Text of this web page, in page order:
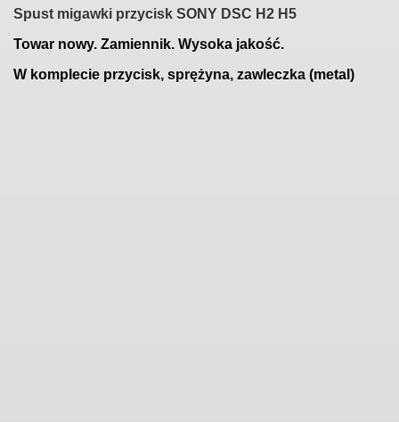
Spust migawki przycisk SONY DSC H2 H5
Towar nowy. Zamiennik. Wysoka jakość.
W komplecie przycisk, sprężyna, zawleczka (metal)